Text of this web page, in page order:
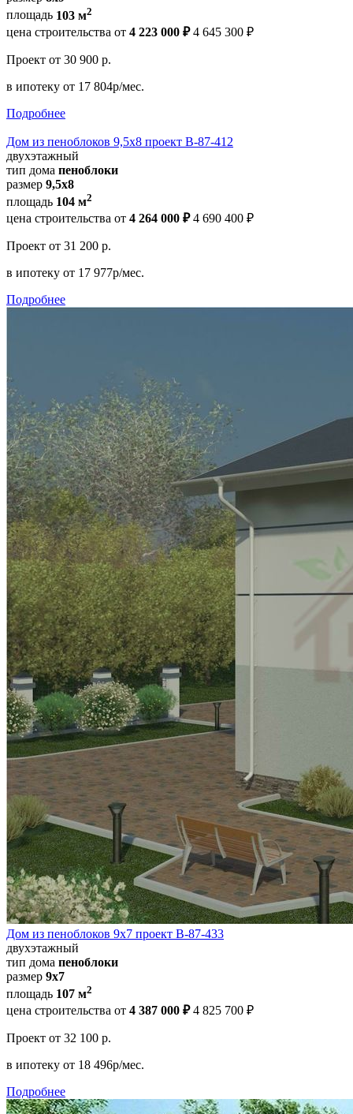
площадь 103 м2
цена строительства от 4 223 000 ₽ 4 645 300 ₽
Проект от 30 900 р.
в ипотеку от 17 804р/мес.
Подробнее
Дом из пеноблоков 9,5х8 проект В-87-412
двухэтажный
тип дома пеноблоки
размер 9,5х8
площадь 104 м2
цена строительства от 4 264 000 ₽ 4 690 400 ₽
Проект от 31 200 р.
в ипотеку от 17 977р/мес.
Подробнее
Дом из пеноблоков 9х7 проект В-87-433
двухэтажный
тип дома пеноблоки
размер 9х7
площадь 107 м2
цена строительства от 4 387 000 ₽ 4 825 700 ₽
Проект от 32 100 р.
в ипотеку от 18 496р/мес.
Подробнее